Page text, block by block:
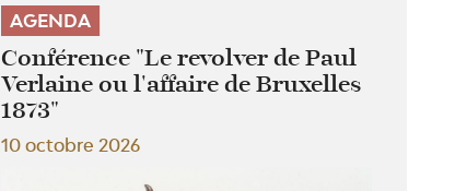
AGENDA
Conférence "Le revolver de Paul
Verlaine ou l'affaire de Bruxelles
1873"
10 octobre 2026